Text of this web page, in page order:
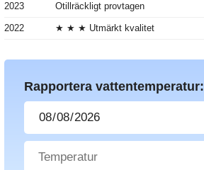
2023 Otillräckligt provtagen
2022 ★ ★ ★ Utmärkt kvalitet
Rapportera vattentemperatur: